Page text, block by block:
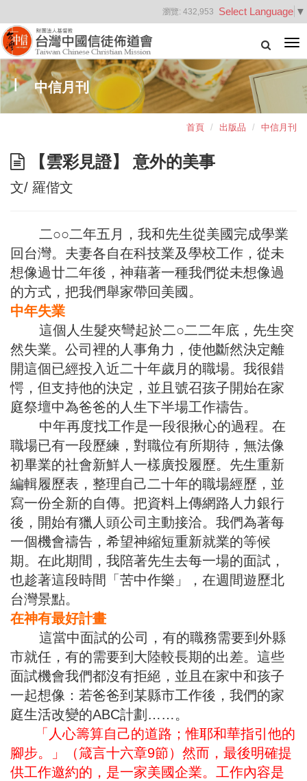
Select Language ▼
瀏覽: 432,953
中信月刊
首頁 出版品 中信月刊
【雲彩見證】 意外的美事
文/ 羅偕文
二○○二年五月，我和先生從美國完成學業
回台灣。夫妻各自在科技業及學校工作，從未
想像過廿二年後，神藉著一種我們從未想像過
的方式，把我們舉家帶回美國。
中年失業
這個人生髮夾彎起於二○二二年底，先生突
然失業。公司裡的人事角力，使他斷然決定離
開這個已經投入近二十年歲月的職場。我很錯
愕，但支持他的決定，並且號召孩子開始在家
庭祭壇中為爸爸的人生下半場工作禱告。
中年再度找工作是一段很揪心的過程。在
職場已有一段歷練，對職位有所期待，無法像
初畢業的社會新鮮人一樣廣投履歷。先生重新
編輯履歷表，整理自己二十年的職場經歷，並
寫一份全新的自傳。把資料上傳網路人力銀行
後，開始有獵人頭公司主動接洽。我們為著每
一個機會禱告，希望神縮短重新就業的等候
期。在此期間，我陪著先生去每一場的面試，
也趁著這段時間「苦中作樂」，在週間遊歷北
台灣景點。
在神有最好計畫
這當中面試的公司，有的職務需要到外縣
市就任，有的需要到大陸較長期的出差。這些
面試機會我們都沒有拒絕，並且在家中和孩子
一起想像：若爸爸到某縣市工作後，我們的家
庭生活改變的ABC計劃……。
「人心籌算自己的道路；惟耶和華指引他的
腳步。」（箴言十六章9節）然而，最後明確提
供工作邀約的，是一家美國企業。工作內容是